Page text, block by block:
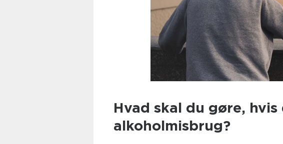
Hvad skal du gøre,
alkoholmisbrug?